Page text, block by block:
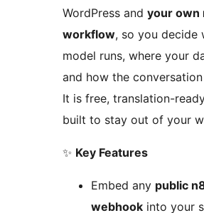
WordPress and your own
workflow, so you decide
model runs, where your
and how the conversation
It is free, translation-
built to stay out of your
✨ Key Features
Embed any public
webhook into your